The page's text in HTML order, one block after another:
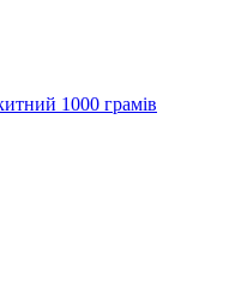
1000 грамів